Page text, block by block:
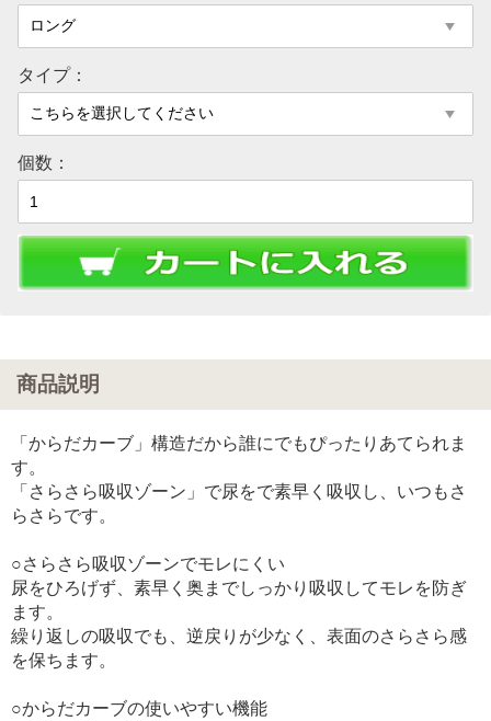
タイプ：
個数：
商品説明
「からだカーブ」構造だから誰にでもぴったりあてられま
す。
「さらさら吸収ゾーン」で尿をで素早く吸収し、いつもさ
らさらです。
○さらさら吸収ゾーンでモレにくい
尿をひろげず、素早く奥までしっかり吸収してモレを防ぎ
ます。
繰り返しの吸収でも、逆戻りが少なく、表面のさらさら感
を保ちます。
○からだカーブの使いやすい機能